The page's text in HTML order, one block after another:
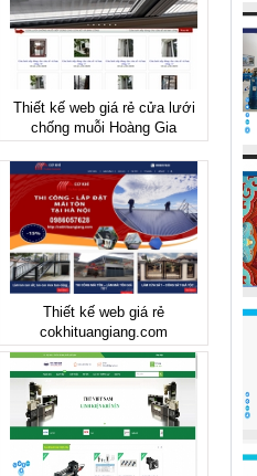
Thiết kế web giá rẻ cửa lưới
chống muỗi Hoàng Gia
Thiết kế web giá rẻ
cokhituangiang.com